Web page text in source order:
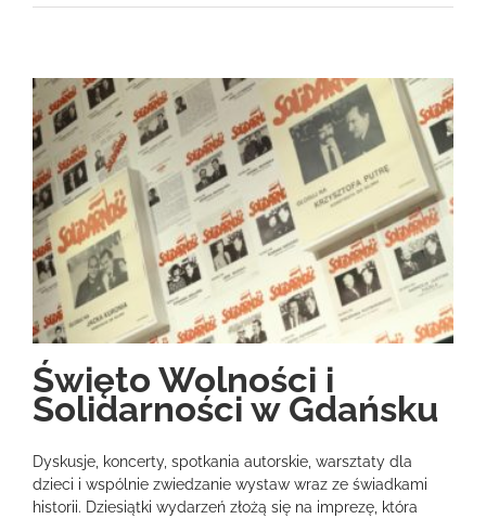
Święto Wolności i
Solidarności w Gdańsku
Dyskusje, koncerty, spotkania autorskie, warsztaty dla
dzieci i wspólnie zwiedzanie wystaw wraz ze świadkami
historii. Dziesiątki wydarzeń złożą się na imprezę, która